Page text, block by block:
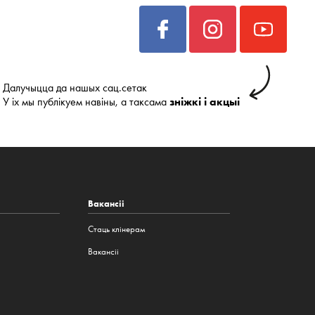
Далучыцца да нашых сац.сетак
У іх мы публікуем навіны, а таксама зніжкі і акцыі
Вакансіі
Стаць клінерам
Вакансіі